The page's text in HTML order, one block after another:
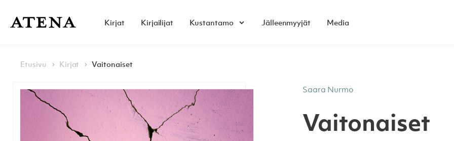
Atena Kustannus
Kirjat Kirjailijat Kustantamo Open child menu
Jälleenmyyjät Media
Navigoi
Browse:
Etusivu Kirjat Vaitonaiset
Saara Nurmo
Vaitonaiset